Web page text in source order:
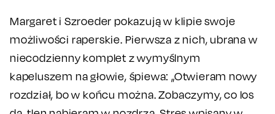
Margaret i Szroeder pokazują w klipie swoje
możliwości raperskie. Pierwsza z nich, ubrana w
niecodzienny komplet z wymyślnym
kapeluszem na głowie, śpiewa: „Otwieram nowy
rozdział, bo w końcu można. Zobaczymy, co los